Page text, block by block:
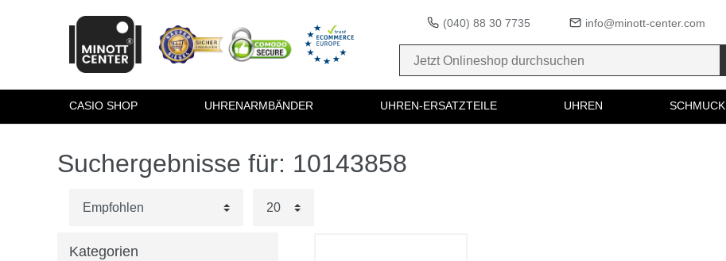
(040) 88 30 7735 info@minott-center.com
CASIO SHOP UHRENARMBÄNDER UHREN-ERSATZTEILE UHREN SCHMUCK
Suchergebnisse für: 10143858
Kategorien